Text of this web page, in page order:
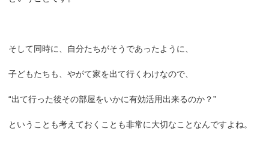
そして同時に、自分たちがそうであったように、
子どもたちも、やがて家を出て行くわけなので、
“出て行った後その部屋をいかに有効活用出来るのか？”
ということも考えておくことも非常に大切なことなんですよね。